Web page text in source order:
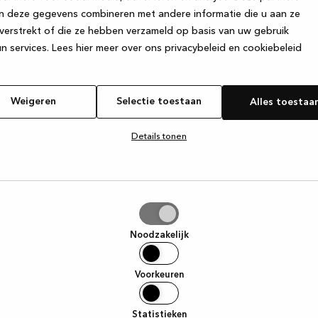
deze gegevens combineren met andere informatie die u aan ze
of die ze hebben verzameld op basis van uw gebruik
services. Lees hier meer over ons privacybeleid en cookiebeleid
Weigeren Selectie toestaan Alles
Details tonen
Noodzakelijk
Voorkeuren
Statistieken
has occurred while loadingwww.kvik.nl (see the